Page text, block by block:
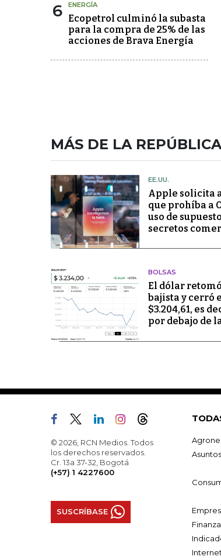
6 ENERGÍA
Ecopetrol culminó la subasta
para la compra de 25% de las
acciones de Brava Energía
MÁS DE LA REPÚBLICA
EE.UU.
Apple solicita
que prohíba a
uso de
secretos
BOLSAS
El dólar
bajista y cerró
$3.204,61, es
por debajo de
© 2026, RCN Medios. Todos
los derechos reservados.
Cr. 13a 37-32, Bogotá
(+57) 1 4227600
SUSCRÍBASE